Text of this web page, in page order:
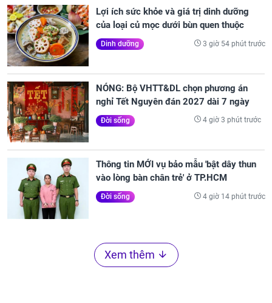
Lợi ích sức khỏe và giá trị dinh dưỡng
của loại củ mọc dưới bùn quen thuộc
Dinh dưỡng 3 giờ 54 phút trước
NÓNG: Bộ VHTT&DL chọn phương án
nghỉ Tết Nguyên đán 2027 dài 7 ngày
Đời sống 4 giờ 3 phút trước
Thông tin MỚI vụ bảo mẫu 'bật dây thun
vào lòng bàn chân trẻ' ở TP.HCM
Đời sống 4 giờ 14 phút trước
Xem thêm